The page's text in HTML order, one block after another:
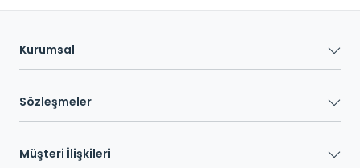
Kurumsal
Sözleşmeler
Müşteri İlişkileri